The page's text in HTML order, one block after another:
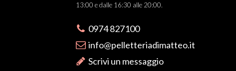
13:00 e dalle 16:30 alle 20:00.
0974 827100
info@pelletteriadimatteo.it
Scrivi un messaggio